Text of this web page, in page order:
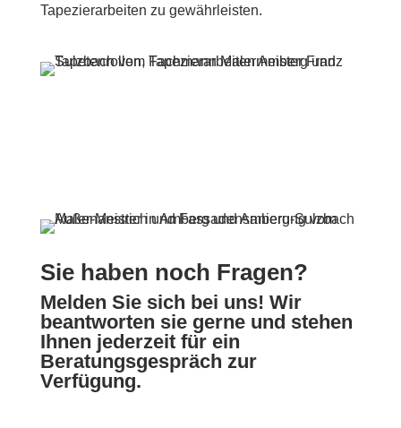
Tapezierarbeiten zu gewährleisten.
Sie haben noch Fragen?
Melden Sie sich bei uns! Wir
beantworten sie gerne und stehen
Ihnen jederzeit für ein
Beratungsgespräch zur
Verfügung.